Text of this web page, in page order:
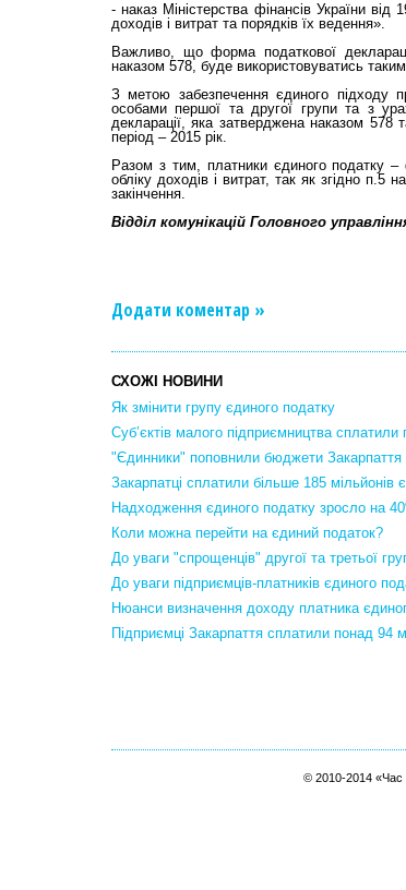
- наказ Міністерства фінансів України
доходів і витрат та порядків їх ведення».
Важливо, що форма податкової
наказом 578, буде використовуватись
З метою забезпечення єдиного підходу
особами першої та другої групи та з
декларації, яка затверджена наказом 578
період – 2015 рік.
Разом з тим, платники єдиного податку –
обліку доходів і витрат, так як згідно п.5
закінчення.
Відділ комунікацій Головного
Додати коментар »
СХОЖІ НОВИНИ
Як змінити групу єдиного податку
Суб’єктів малого підприємництва
"Єдинники" поповнили бюджети Закарпаття
Закарпатці сплатили більше 185 мільйонів
Надходження єдиного податку зросло на
Коли можна перейти на єдиний податок?
До уваги "спрощенців" другої та третьої
До уваги підприємців-платників єдиного
Нюанси визначення доходу платника
Підприємці Закарпаття сплатили понад 94
© 2010-2014 «Час